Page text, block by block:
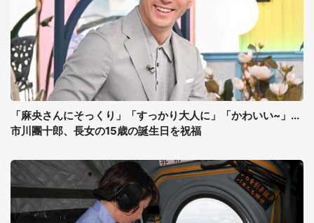
「麻央さんにそっくり」「すっかり大人に」「かわいい~」...
市川團十郎、長女の15歳の誕生日を祝福